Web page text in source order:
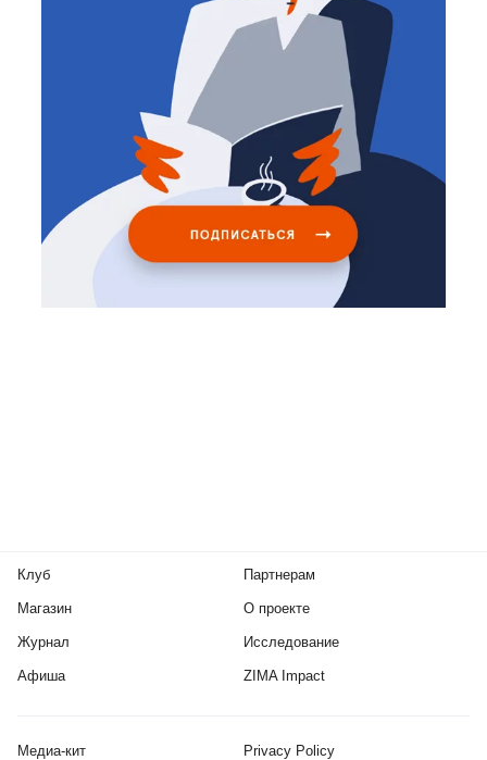
Клуб
Магазин
Журнал
Афиша
Партнерам
О проекте
Исследование
ZIMA Impact
Медиа-кит Privacy Policy